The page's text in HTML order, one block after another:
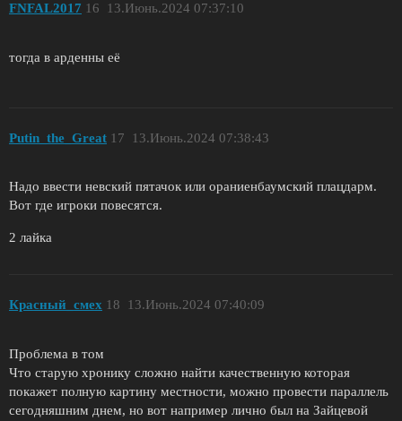
FNFAL2017 13.Июнь.2024 07:37:10
16
тогда в арденны её
Putin_the_Great 13.Июнь.2024 07:38:43
17
Надо ввести невский пятачок или ораниенбаумский плацдарм.
Вот где игроки повесятся.
2 лайка
Красный_смех 13.Июнь.2024 07:40:09
18
Проблема в том
Что старую хронику сложно найти качественную которая
покажет полную картину местности, можно провести параллель
сегодняшним днем, но вот например лично был на Зайцевой